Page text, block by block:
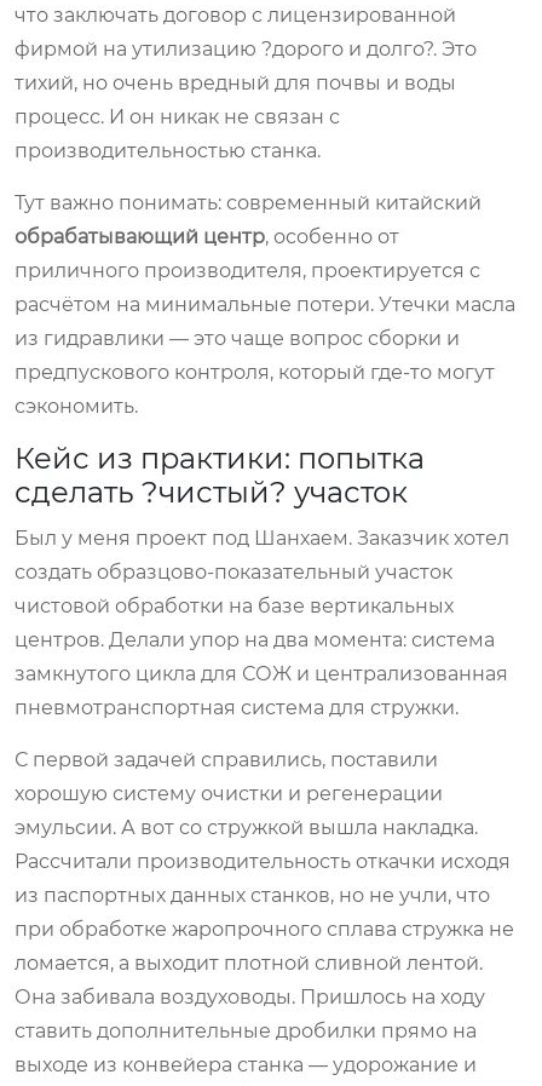
что заключать договор с лицензированной
фирмой на утилизацию ?дорого и долго?. Это
тихий, но очень вредный для почвы и воды
процесс. И он никак не связан с
производительностью станка.
Тут важно понимать: современный китайский
обрабатывающий центр, особенно от
приличного производителя, проектируется с
расчётом на минимальные потери. Утечки масла
из гидравлики — это чаще вопрос сборки и
предпускового контроля, который где-то могут
сэкономить.
Кейс из практики: попытка
сделать ?чистый? участок
Был у меня проект под Шанхаем. Заказчик хотел
создать образцово-показательный участок
чистовой обработки на базе вертикальных
центров. Делали упор на два момента: система
замкнутого цикла для СОЖ и централизованная
пневмотранспортная система для стружки.
С первой задачей справились, поставили
хорошую систему очистки и регенерации
эмульсии. А вот со стружкой вышла накладка.
Рассчитали производительность откачки исходя
из паспортных данных станков, но не учли, что
при обработке жаропрочного сплава стружка не
ломается, а выходит плотной сливной лентой.
Она забивала воздуховоды. Пришлось на ходу
ставить дополнительные дробилки прямо на
выходе из конвейера станка — удорожание и